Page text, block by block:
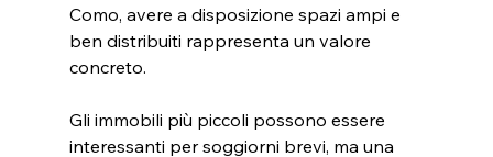
Como, avere a disposizione spazi ampi e
ben distribuiti rappresenta un valore
concreto.
Gli immobili più piccoli possono essere
interessanti per soggiorni brevi, ma una